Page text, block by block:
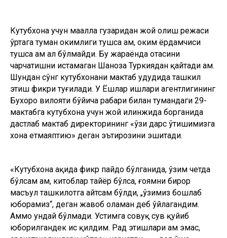
Кутубхона учун маҳалла гузаридан жой олиш режаси
ўртага туман ҳокимлиги тушса ҳам, ҳоким ёрдамчиси
тушса ҳам ҳал бўлмайди. Бу жараёнда отасини
чарчатишни истамаган Шаҳноза Туркиядан қайтади ҳам.
Шундан сўнг кутубхонани мактаб ҳудудида ташкил
этиш фикри туғилади. У Ёшлар ишлари агентлигининг
Бухоро вилояти бўйича раҳбари билан тумандаги 29-
мактабга кутубхона учун жой илинжида борганида
дастлаб мактаб директорининг «ўзи дарс ўтишимизга
хона етмаяптию» деган эътирозини эшитади.
«Кутубхона ҳақида фикр пайдо бўлганида, ўзим четда
бўлсам ҳам, китоблар тайёр бўлса, ғоямни бирор
масъул ташкилотга айтсам бўлди, „ўзимиз бошлаб
юборамиз“, деган жавоб оламан деб ўйлагандим.
Аммо ундай бўлмади. Устимга совуқ сув қуйиб
юборилгандек ҳис қилдим. Рад этишлари ҳам эмас,